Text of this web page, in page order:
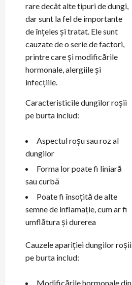
rare decât alte tipuri de dungi,
dar sunt la fel de importante
de înțeles și tratat. Ele sunt
cauzate de o serie de factori,
printre care și modificările
hormonale, alergiile și
infecțiile.
Caracteristicile dungilor roșii
pe burta includ:
Aspectul roșu sau roz al
dungilor
Forma lor poate fi liniară
sau curbă
Poate fi însoțită de alte
semne de inflamație, cum ar fi
umflătura și durerea
Cauzele apariției dungilor roșii
pe burta includ:
Modificările hormonale din